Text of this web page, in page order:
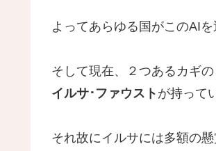
よってあらゆる国がこのAI
そして現在、２つあるカギ
イルサ･ファウスト が持って
それ故にイルサには多額の懸